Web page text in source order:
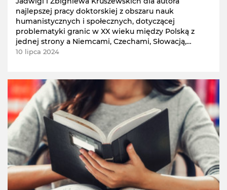
najlepszej pracy doktorskiej z obszaru nauk
humanistycznych i społecznych, dotyczącej
problematyki granic w XX wieku między Polską z
jednej strony a Niemcami, Czechami, Słowacją,
Ukrainą, Białorusią, Litwą lub Związkiem Sowieckim
10 lipca 2024